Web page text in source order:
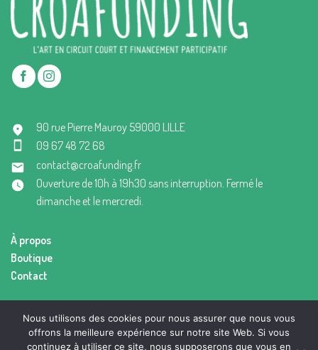
90 rue Pierre Mauroy 59000 LILLE
09 67 48 72 68
contact@croafunding.fr
Ouverture de 10h à 19h30 sans interruption. Fermé le
dimanche et le mercredi.
À propos
Boutique
Contact
Mentions légales
Conditions générales de vente
Nous utilisons des cookies pour nous assurer que nous vous
offrons la meilleure expérience sur notre site Web. Si vous
continuez à utiliser ce site, nous supposerons que vous en